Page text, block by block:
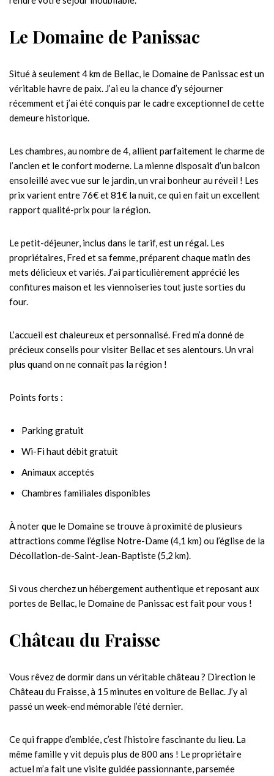
Le Domaine de Panissac
Situé à seulement 4 km de Bellac, le Domaine de Panissac est un
véritable havre de paix. J’ai eu la chance d’y séjourner
récemment et j’ai été conquis par le cadre exceptionnel de cette
demeure historique.
Les chambres, au nombre de 4, allient parfaitement le charme de
l’ancien et le confort moderne. La mienne disposait d’un balcon
ensoleillé avec vue sur le jardin, un vrai bonheur au réveil ! Les
prix varient entre 76€ et 81€ la nuit, ce qui en fait un excellent
rapport qualité-prix pour la région.
Le petit-déjeuner, inclus dans le tarif, est un régal. Les
propriétaires, Fred et sa femme, préparent chaque matin des
mets délicieux et variés. J’ai particulièrement apprécié les
confitures maison et les viennoiseries tout juste sorties du
four.
L’accueil est chaleureux et personnalisé. Fred m’a donné de
précieux conseils pour visiter Bellac et ses alentours. Un vrai
plus quand on ne connaît pas la région !
Points forts :
Parking gratuit
Wi-Fi haut débit gratuit
Animaux acceptés
Chambres familiales disponibles
À noter que le Domaine se trouve à proximité de plusieurs
attractions comme l’église Notre-Dame (4,1 km) ou l’église de la
Décollation-de-Saint-Jean-Baptiste (5,2 km).
Si vous cherchez un hébergement authentique et reposant aux
portes de Bellac, le Domaine de Panissac est fait pour vous !
Château du Fraisse
Vous rêvez de dormir dans un véritable château ? Direction le
Château du Fraisse, à 15 minutes en voiture de Bellac. J’y ai
passé un week-end mémorable l’été dernier.
Ce qui frappe d’emblée, c’est l’histoire fascinante du lieu. La
même famille y vit depuis plus de 800 ans ! Le propriétaire
actuel m’a fait une visite guidée passionnante, parsemée